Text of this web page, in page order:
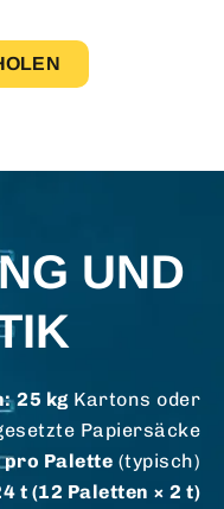
UND
25 kgKartons oder
Papiersäcke
pro Palette (typisch)
t (12 Paletten × 2 t)